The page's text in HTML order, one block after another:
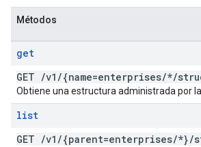
Métodos
get
GET /v1 /{name=enterprises/*/
Obtiene una estructura administrada por
list
GET /v1 /{parent=enterprises/*}/